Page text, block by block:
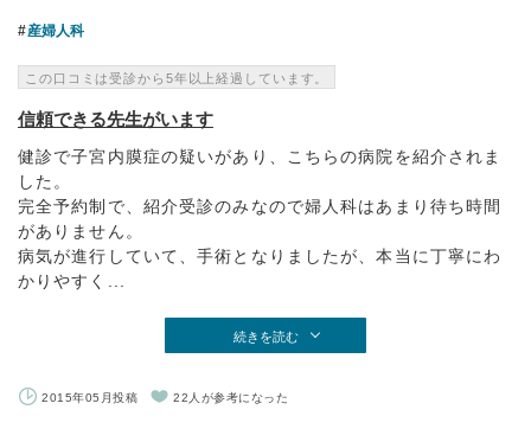
産婦人科
この口コミは受診から5年以上経過しています。
信頼できる先生がいます
健診で子宮内膜症の疑いがあり、こちらの病院を紹介されま
した。
完全予約制で、紹介受診のみなので婦人科はあまり待ち時間
がありません。
病気が進行していて、手術となりましたが、本当に丁寧にわ
かりやすく...
続きを読む
2015年05月投稿 22人が参考になった